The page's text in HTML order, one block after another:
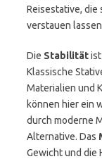
Reisestative, die
verstauen
Die Stabilität
Klassische
Materialien und
können hier ein
durch moderne
Alternative. Das
Gewicht und die